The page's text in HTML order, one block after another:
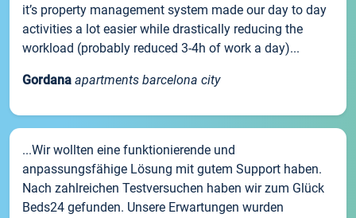
it’s property management system made our day to day
activities a lot easier while drastically reducing the
workload (probably reduced 3-4h of work a day)...
Gordana apartments barcelona city
...Wir wollten eine funktionierende und
anpassungsfähige Lösung mit gutem Support haben.
Nach zahlreichen Testversuchen haben wir zum Glück
Beds24 gefunden. Unsere Erwartungen wurden